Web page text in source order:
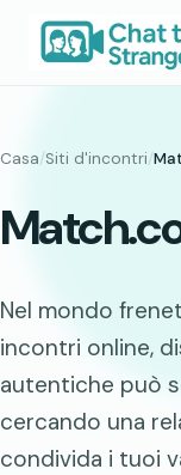
contenuto
Casa/Siti d'incontri/
Nel mondo
incontri online,
autentiche può
cercando una
condivida i tuoi